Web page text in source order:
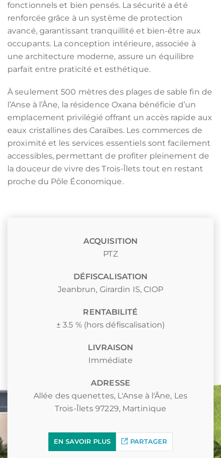
fonctionnels et bien pensés. La sécurité a été
renforcée grâce à un système de protection
avancé, garantissant tranquillité et bien-être aux
occupants. La conception intérieure, associée à
une architecture moderne, assure un équilibre
parfait entre praticité et esthétique.
À seulement 500 mètres des plages de sable fin de
l’Anse à l’Âne, la résidence Oxana bénéficie d’un
emplacement privilégié offrant un accès rapide aux
eaux cristallines des Caraïbes. Les commerces de
proximité et les services essentiels sont facilement
accessibles, permettant de profiter pleinement de
la douceur de vivre des Trois-Îlets tout en restant
proche du Pôle Économique.
ACQUISITION
PTZ
DÉFISCALISATION
Jeanbrun, Girardin IS, CIOP
RENTABILITÉ
± 3.5 % (hors défiscalisation)
LIVRAISON
Immédiate
ADRESSE
Allée des quenettes, L'Anse à l'Âne, Les
Trois-Îlets 97229, Martinique
EN SAVOIR PLUS PARTAGER